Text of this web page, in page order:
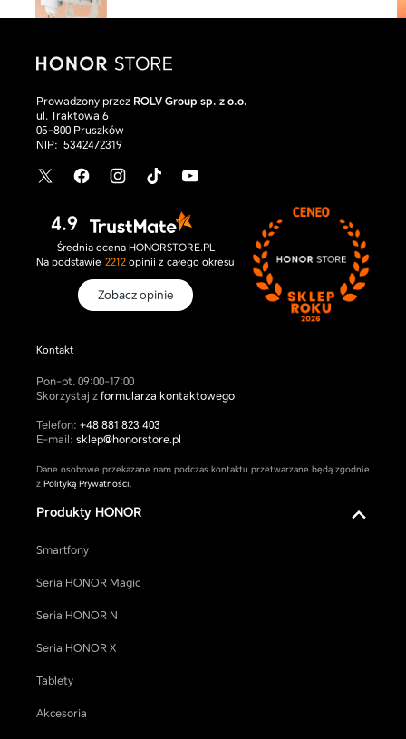
Smartfon HONOR Magic V6
RedBlack
Prowadzony przez ROLV Group sp. z o.o.
ul. Traktowa 6
05-800 Pruszków
NIP: 5342472319
X
Twitter
FacebookInstagramTikTokYouTube
4.9
Średnia ocena HONORSTORE.PL
Na podstawie 2212 opiniiz całego okresu
Zobacz opinie
Kontakt
Pon-pt. 09:00-17:00
Skorzystaj z formularza kontaktowego
Telefon: +48 881 823 403
E-mail: sklep@honorstore.pl
Dane osobowe przekazane nam podczas kontaktu przetwarzane będą zgodnie
z Polityką Prywatności.
Produkty HONOR
Smartfony
Seria HONOR Magic
Seria HONOR N
Seria HONOR X
Tablety
Akcesoria